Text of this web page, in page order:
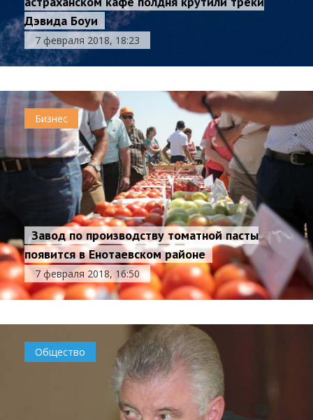
Дэвида Боуи
7 февраля 2018, 18:23
Бизнес
Завод по производству томатной пасты
появится в Енотаевском районе
7 февраля 2018, 16:50
Общество